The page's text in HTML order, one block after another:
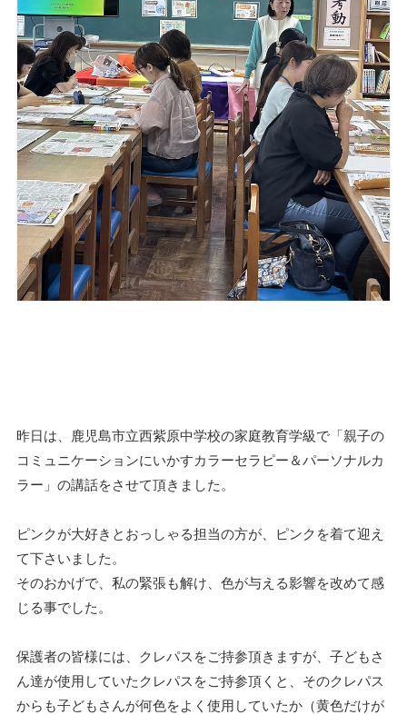
昨日は、鹿児島市立西紫原中学校の家庭教育学級で「親子の
コミュニケーションにいかすカラーセラピー＆パーソナルカ
ラー」の講話をさせて頂きました。
ピンクが大好きとおっしゃる担当の方が、ピンクを着て迎え
て下さいました。
そのおかげで、私の緊張も解け、色が与える影響を改めて感
じる事でした。
保護者の皆様には、クレパスをご持参頂きますが、子どもさ
ん達が使用していたクレパスをご持参頂くと、そのクレパス
からも子どもさんが何色をよく使用していたか（黄色だけが